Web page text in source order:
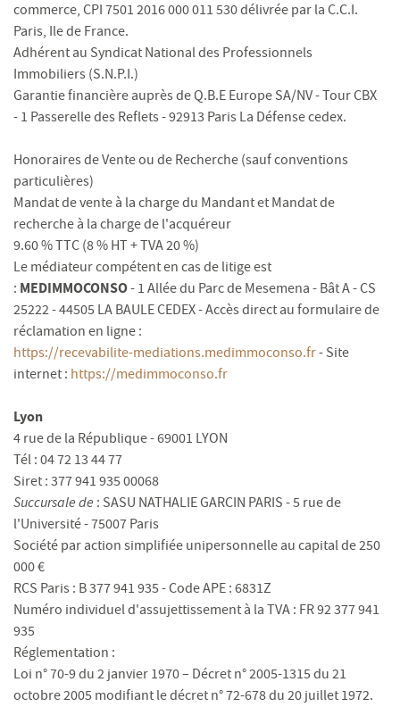
commerce, CPI 7501 2016 000 011 530 délivrée par la C.C.I.
Paris, Ile de France.
Adhérent au Syndicat National des Professionnels
Immobiliers (S.N.P.I.)
Garantie financière auprès de Q.B.E Europe SA/NV - Tour CBX
- 1 Passerelle des Reflets - 92913 Paris La Défense cedex.
Honoraires de Vente ou de Recherche (sauf conventions
particulières)
Mandat de vente à la charge du Mandant et Mandat de
recherche à la charge de l'acquéreur
9.60 % TTC (8 % HT + TVA 20 %)
Le médiateur compétent en cas de litige est
: MEDIMMOCONSO- 1 Allée du Parc de Mesemena - Bât A - CS
25222 - 44505 LA BAULE CEDEX - Accès direct au formulaire de
réclamation en ligne :
https://recevabilite-mediations.medimmoconso.fr- Site
internet : https://medimmoconso.fr
Lyon
4 rue de la République - 69001 LYON
Tél : 04 72 13 44 77
Siret : 377 941 935 00068
Succursale de : SASU NATHALIE GARCIN PARIS - 5 rue de
l'Université - 75007 Paris
Société par action simplifiée unipersonnelle au capital de 250
000 €
RCS Paris : B 377 941 935 - Code APE : 6831Z
Numéro individuel d'assujettissement à la TVA : FR 92 377 941
935
Réglementation :
Loi n° 70-9 du 2 janvier 1970 – Décret n° 2005-1315 du 21
octobre 2005 modifiant le décret n° 72-678 du 20 juillet 1972.